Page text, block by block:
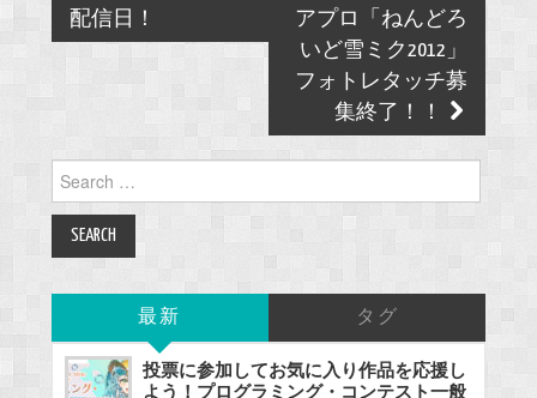
配信日！
アプロ「ねんどろ
いど雪ミク2012」
フォトレタッチ募
集終了！！
for:
最新 タグ
投票に参加してお気に入り作品を応援し
よう！プログラミング・コンテスト一般